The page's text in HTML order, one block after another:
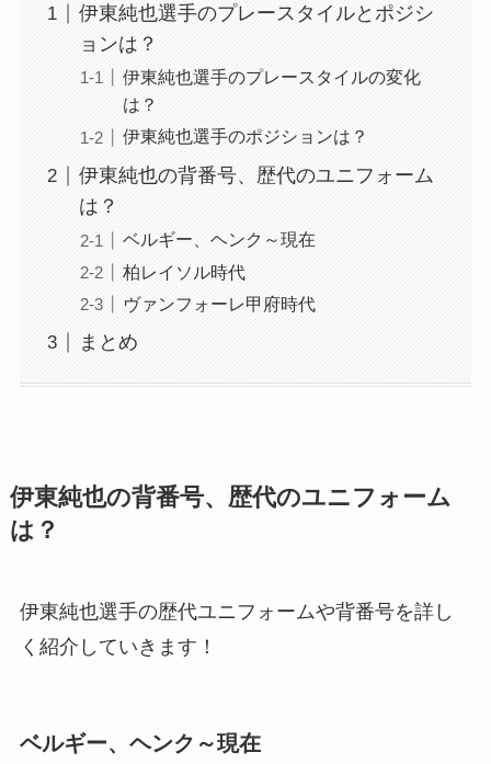
伊東純也選手のプレースタイルとポジシ
ョンは？
伊東純也選手のプレースタイルの変化
は？
伊東純也選手のポジションは？
伊東純也の背番号、歴代のユニフォーム
は？
ベルギー、ヘンク～現在
柏レイソル時代
ヴァンフォーレ甲府時代
まとめ
伊東純也の背番号、歴代のユニフォーム
は？
伊東純也選手の歴代ユニフォームや背番号を詳し
く紹介していきます！
ベルギー、ヘンク～現在